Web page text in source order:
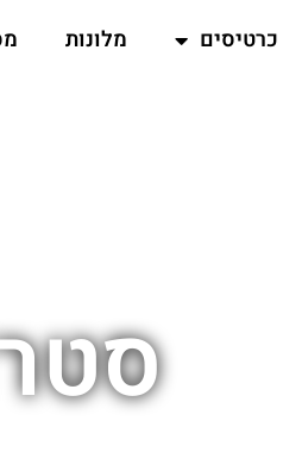
כרטיסים מלונות